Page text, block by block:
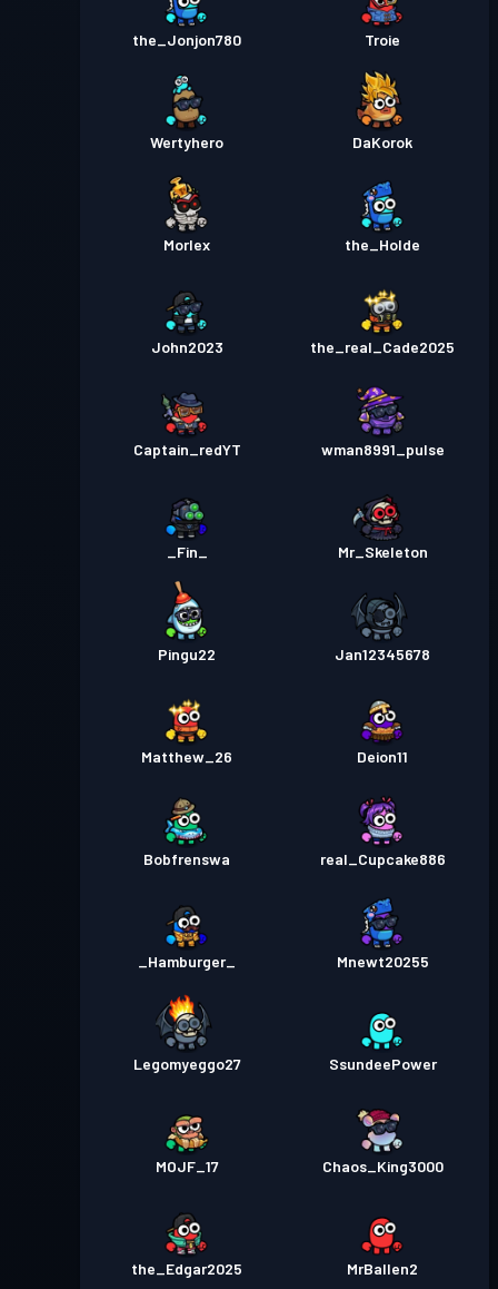
the_Jonjon780 Troie
Wertyhero DaKorok
Morlex the_Holde
John2023 the_real_Cade2025
Captain_redYT wman8991_pulse
_Fin_ Mr_Skeleton
Pingu22 Jan12345678
Matthew_26 Deion11
Bobfrenswa real_Cupcake886
_Hamburger_ Mnewt20255
Legomyeggo27 SsundeePower
MOJF_17 Chaos_King3000
the_Edgar2025 MrBallen2